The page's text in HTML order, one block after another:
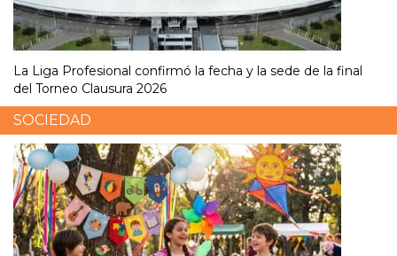
La Liga Profesional confirmó la fecha y la sede de la final
del Torneo Clausura 2026
SOCIEDAD